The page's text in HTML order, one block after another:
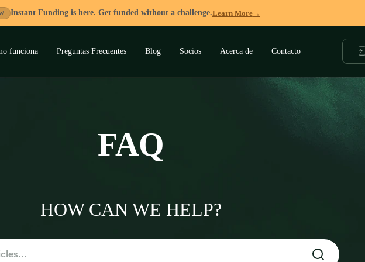
Instant Funding is here. Get funded without a challenge.Learn More→
funciona Preguntas Frecuentes Blog Socios Acerca de Contacto
FAQ
HOW CAN WE HELP?